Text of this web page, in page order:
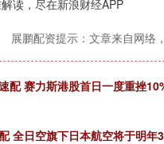
读，尽在新浪财经APP
展鹏配资提示：文章来自网络
配 赛力斯港股首日一度重挫
全日空旗下日本航空将于明年